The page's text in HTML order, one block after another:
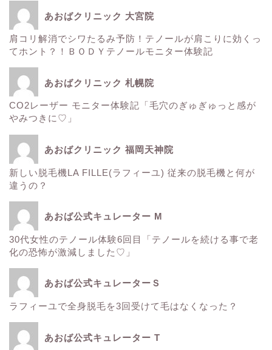
あおばクリニック 大宮院
肩コリ解消でシワたるみ予防！テノールが肩こりに効くっ
てホント？！ＢＯＤＹテノールモニター体験記
あおばクリニック 札幌院
CO2レーザー モニター体験記「毛穴のぎゅぎゅっと感が
やみつきに♡」
あおばクリニック 福岡天神院
新しい脱毛機LA FILLE(ラフィーユ) 従来の脱毛機と何が
違うの？
あおば公式キュレーター M
30代女性のテノール体験6回目「テノールを続ける事で老
化の恐怖が激減しました♡」
あおば公式キュレーターＳ
ラフィーユで全身脱毛を3回受けて毛はなくなった？
あおば公式キュレーター T
肌
ウルトラアクセント
サーマクール
レーザートーニング
ＳＲＳマスク